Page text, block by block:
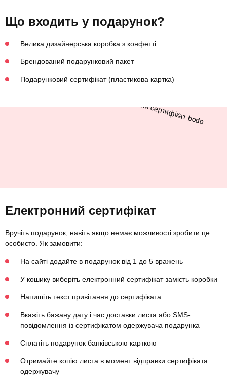
Що входить у подарунок?
Велика дизайнерська коробка з конфетті
Брендований подарунковий пакет
Подарунковий сертифікат (пластикова картка)
Електронний сертифікат
Вручіть подарунок, навіть якщо немає можливості зробити це
особисто. Як замовити:
На сайті додайте в подарунок від 1 до 5 вражень
У кошику виберіть електронний сертифікат замість коробки
Напишіть текст привітання до сертифіката
Вкажіть бажану дату і час доставки листа або SMS-
повідомлення із сертифікатом одержувача подарунка
Сплатіть подарунок банківською карткою
Отримайте копію листа в момент відправки сертифіката
одержувачу